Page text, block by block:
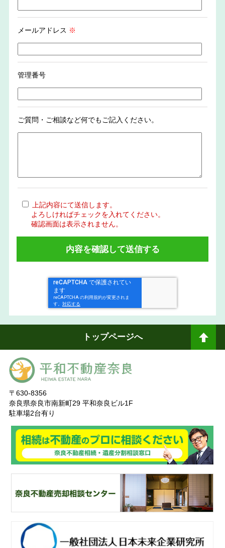
メールアドレス ※
管理番号
ご質問・ご相談など何でもご記入ください。
上記内容にて送信します。
よろしければチェックを入れてください。
確認画面は表示されません。
トップページへ
ージトップへ
〒630-8356
奈良県奈良市南新町29 平和奈良ビル1F
駐車場2台有り
良不動産相続・遺産分割相談窓口